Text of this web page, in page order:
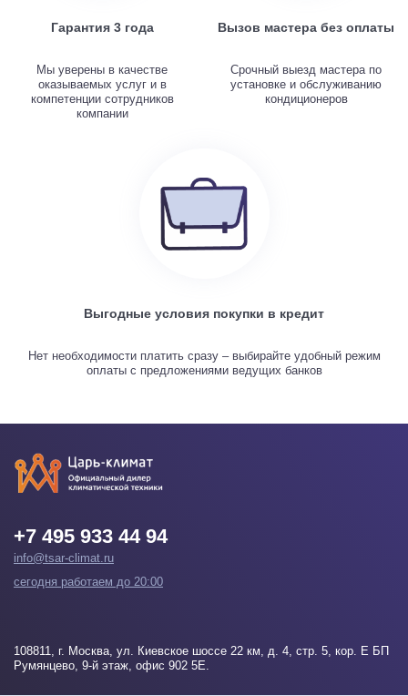
Гарантия 3 года
Мы уверены в качестве
оказываемых услуг и в
компетенции сотрудников
компании
Вызов мастера без оплаты
Срочный выезд мастера по
установке и обслуживанию
кондиционеров
Выгодные условия покупки в кредит
Нет необходимости платить сразу – выбирайте удобный режим
оплаты с предложениями ведущих банков
+7 495 933 44 94
info@tsar-climat.ru
сегодня работаем до 20:00
108811, г. Москва, ул. Киевское шоссе 22 км, д. 4, стр. 5, кор. Е БП
Румянцево, 9-й этаж, офис 902 5Е.